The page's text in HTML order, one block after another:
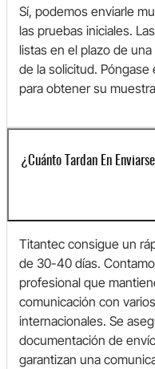
Sí, podemos enviarle
las pruebas iniciales.
listas en el plazo de
de la solicitud.
para obtener su
¿Cuánto Tardan En
Titantec consigue un
de 30-40 días.
profesional que
comunicación con
internacionales. Se
documentación de
garantizan una